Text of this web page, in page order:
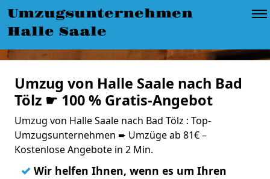
Umzugsunternehmen
Halle Saale
Umzug von Halle Saale nach Bad
Tölz ☛ 100 % Gratis-Angebot
Umzug von Halle Saale nach Bad Tölz : Top-
Umzugsunternehmen ➨ Umzüge ab 81€ –
Kostenlose Angebote in 2 Min.
✓ Wir helfen Ihnen, wenn es um Ihren